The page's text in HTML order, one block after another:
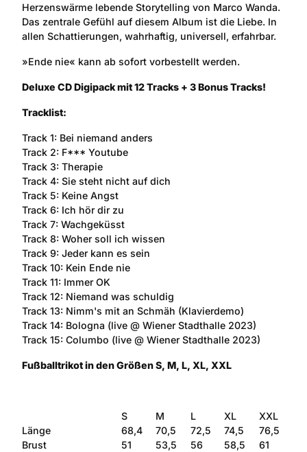
Herzenswärme lebende Storytelling von Marco Wanda.
Das zentrale Gefühl auf diesem Album ist die Liebe. In
allen Schattierungen, wahrhaftig, universell, erfahrbar.
»Ende nie« kann ab sofort vorbestellt werden.
Deluxe CD Digipack mit 12 Tracks + 3 Bonus Tracks!
Tracklist:
Track 1: Bei niemand anders
Track 2: F*** Youtube
Track 3: Therapie
Track 4: Sie steht nicht auf dich
Track 5: Keine Angst
Track 6: Ich hör dir zu
Track 7: Wachgeküsst
Track 8: Woher soll ich wissen
Track 9: Jeder kann es sein
Track 10: Kein Ende nie
Track 11: Immer OK
Track 12: Niemand was schuldig
Track 13: Nimm's mit an Schmäh (Klavierdemo)
Track 14: Bologna (live @ Wiener Stadthalle 2023)
Track 15: Columbo (live @ Wiener Stadthalle 2023)
Fußballtrikot in den Größen S, M, L, XL, XXL
S M L XL
XXL
Länge
68,4 70,5 72,5 74,5
76,5
Brust
51 53,5 56 58,5
61